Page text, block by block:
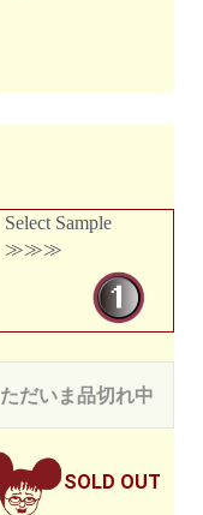
Select Sample
≫≫≫
ただいま品切れ中
SOLD OUT